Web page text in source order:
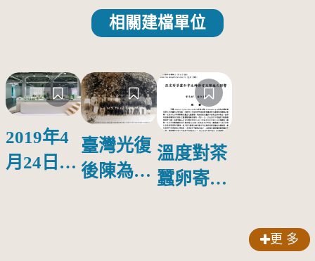
相關建檔單位
2019年4
月24日至
臺灣光復
後陳為禎
溫度對茶
蠶卵寄生
更 多